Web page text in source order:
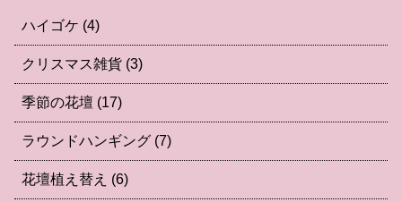
ハイゴケ (4)
クリスマス雑貨 (3)
季節の花壇 (17)
ラウンドハンギング (7)
花壇植え替え (6)